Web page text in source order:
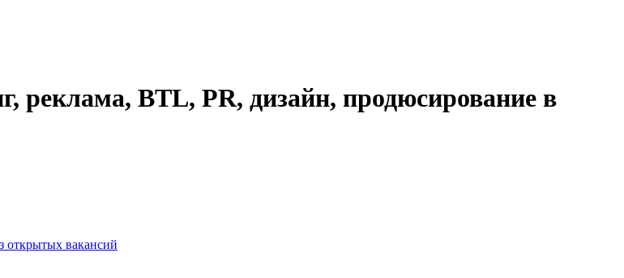
BTL, PR, дизайн, продюсирование в
открытых вакансий